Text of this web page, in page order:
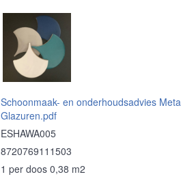
Schoonmaak- en onderhoudsadvies
Glazuren.pdf
ESHAWA005
8720769111503
1 per doos 0,38 m2